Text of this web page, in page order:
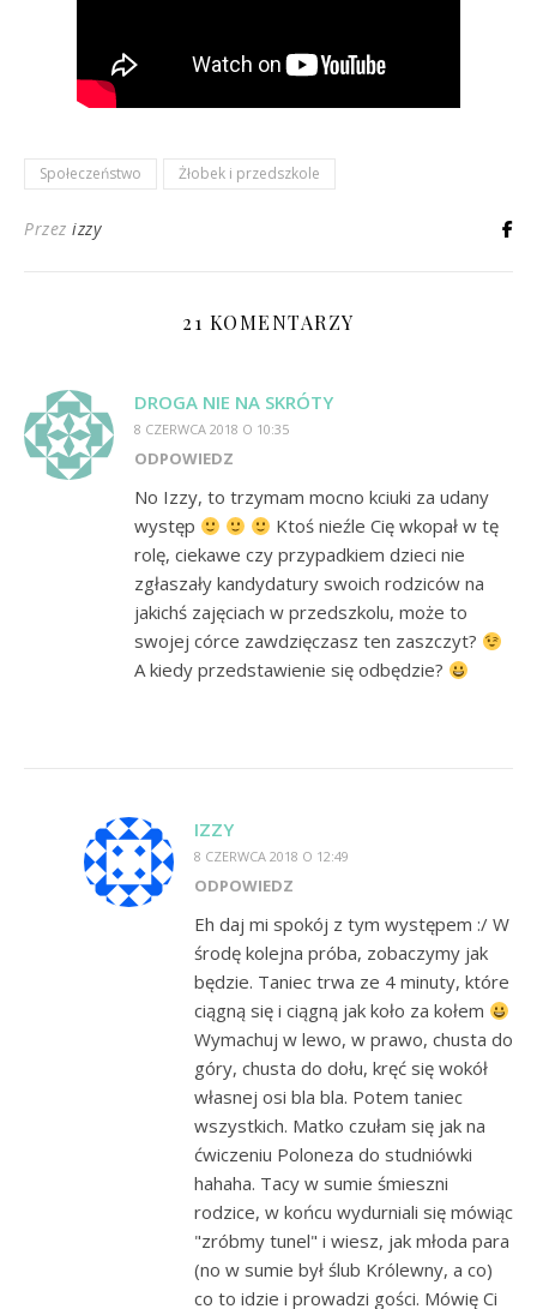
Społeczeństwo Żłobek i przedszkole
Przez izzy
21 KOMENTARZY
DROGA NIE NA SKRÓTY
8 CZERWCA 2018 O 10:35
ODPOWIEDZ
No Izzy, to trzymam mocno kciuki za udany
występ
Ktoś nieźle Cię wkopał w tę
rolę, ciekawe czy przypadkiem dzieci nie
zgłaszały kandydatury swoich rodziców na
jakichś zajęciach w przedszkolu, może to
swojej córce zawdzięczasz ten zaszczyt?
A kiedy przedstawienie się odbędzie?
IZZY
8 CZERWCA 2018 O 12:49
ODPOWIEDZ
Eh daj mi spokój z tym występem :/ W
środę kolejna próba, zobaczymy jak
będzie. Taniec trwa ze 4 minuty, które
ciągną się i ciągną jak koło za kołem
Wymachuj w lewo, w prawo, chusta do
góry, chusta do dołu, kręć się wokół
własnej osi bla bla. Potem taniec
wszystkich. Matko czułam się jak na
ćwiczeniu Poloneza do studniówki
hahaha. Tacy w sumie śmieszni
rodzice, w końcu wydurniali się mówiąc
"zróbmy tunel" i wiesz, jak młoda para
(no w sumie był ślub Królewny, a co)
co to idzie i prowadzi gości. Mówię Ci